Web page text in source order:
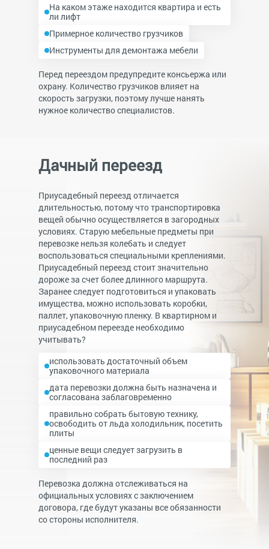
На каком этаже находится квартира и есть
ли лифт
Примерное количество грузчиков
Инструменты для демонтажа мебели
Перед переездом предупредите консьержа или
охрану. Количество грузчиков влияет на
скорость загрузки, поэтому лучше нанять
нужное количество специалистов.
Дачный переезд
Приусадебный переезд отличается
длительностью, потому что транспортировка
вещей обычно осуществляется в загородных
условиях. Старую мебельные предметы при
перевозке нельзя колебать и следует
воспользоваться специальными креплениями.
Приусадебный переезд стоит значительно
дороже за счет более длинного маршрута.
Заранее следует подготовиться и упаковать
имущества, можно использовать коробки,
паллет, упаковочную пленку. В квартирном и
приусадебном переезде необходимо
учитывать?
использовать достаточный объем
упаковочного материала
дата перевозки должна быть назначена и
согласована заблаговременно
правильно собрать бытовую технику,
освободить от льда холодильник, посетить
плиты
ценные вещи следует загрузить в
последний раз
Перевозка должна отслеживаться на
официальных условиях с заключением
договора, где будут указаны все обязанности
со стороны исполнителя.